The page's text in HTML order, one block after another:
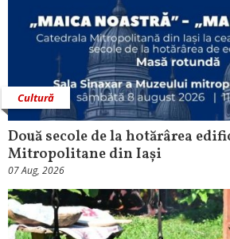
Cultură
Două secole de la hotărârea
Mitropolitane din Iași
07 Aug, 2026